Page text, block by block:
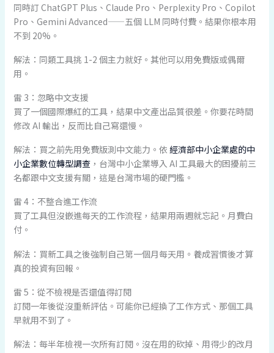
同時訂 ChatGPT Plus、Claude Pro、Perplexity Pro、Copilot
Pro、Gemini Advanced——五個 LLM 同時付費。結果你根本用
不到 20%。
解法：同類工具挑 1-2 個主力就好。其他可以用免費版或偶爾
用。
雷 3：忽略中文支援
買了一個國際爆紅的工具，結果中文產出品質很差。你要花時間
修改 AI 輸出，反而比自己寫還慢。
解法：買之前先用免費版測中文能力。依 經濟部中小企業處的中
小企業數位轉型調查，台灣中小企業導入 AI 工具最大的困擾前三
名都跟中文支援有關，這是台灣市場的硬門檻。
雷 4：不整合進工作流
買了工具但沒嵌進每天的工作流程，結果用兩週就忘記。月費白
付。
解法：買新工具之後強制自己第一個月每天用。養成習慣後才算
真的投資有回報。
雷 5：從不檢視是否還值得訂閱
訂閱一年後從沒重新評估。可能你已經換了工作方式、那個工具
早就用不到了。
解法：每半年檢視一次所有訂閱。沒在用的砍掉、用得少的改月